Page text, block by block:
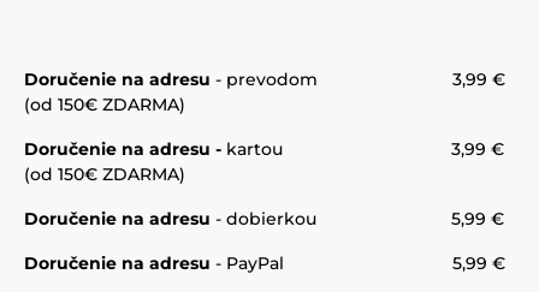
Doručenie na adresu - prevodom 3,99 €
(od 150€ ZDARMA)
Doručenie na adresu - kartou 3,99 €
(od 150€ ZDARMA)
Doručenie na adresu - dobierkou 5,99 €
Doručenie na adresu - PayPal 5,99 €